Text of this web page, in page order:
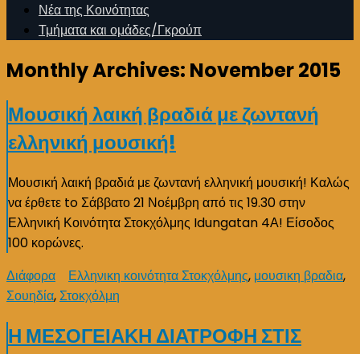
Νέα της Κοινότητας
Τμήματα και ομάδες/Γκρούπ
Monthly Archives: November 2015
Μουσική λαική βραδιά με ζωντανή
ελληνική μουσική!
Μουσική λαική βραδιά με ζωντανή ελληνική μουσική! Καλώς
να έρθετε to Σάββατο 21 Νοέμβρη από τις 19.30 στην
Ελληνική Κοινότητα Στοκχόλμης Idungatan 4Α! Είσοδος
100 κορώνες.
Διάφορα
Ελληνικη κοινότητα Στοκχόλμης, μουσικη βραδια,
Σουηδία,Στοκχόλμη
Η ΜΕΣΟΓΕΙΑΚΗ ΔΙΑΤΡΟΦΗ ΣΤΙΣ